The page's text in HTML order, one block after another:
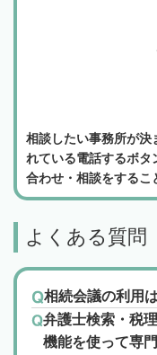
相談したい事務所が決
れている電話するボタ
合わせ・相談をするこ
よくある質問
相続会議の利用
弁護士検索・税
機能を使って専